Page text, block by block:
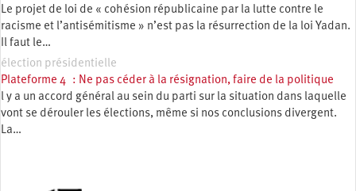
Le projet de loi de « cohésion républicaine par la lutte contre le
racisme et l’antisémitisme » n’est pas la résurrection de la loi Yadan.
Il faut le…
élection présidentielle
Plateforme 4 : Ne pas céder à la résignation, faire de la politique
l y a un accord général au sein du parti sur la situation dans laquelle
vont se dérouler les élections, même si nos conclusions divergent.
La…